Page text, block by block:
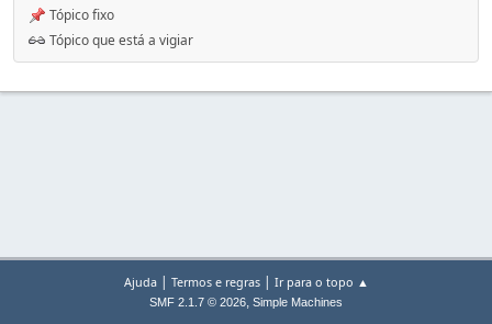
Tópico fixo
Tópico que está a vigiar
Ajuda| Termos e regras| Ir para o topo ▲
SMF 2.1.7 © 2026, Simple Machines